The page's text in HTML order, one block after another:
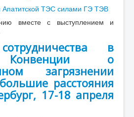
Апатитской ТЭС силами ГЭ ТЭВ
вместе с выступлением и
в
о
загрязнении
расстояния
17-18 апреля